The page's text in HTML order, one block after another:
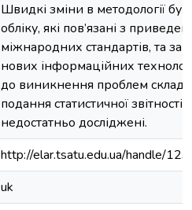
Швидкі зміни в методології
обліку, які пов’язані з
міжнародних стандартів, та
нових інформаційних
до виникнення проблем
подання статистичної
недостатньо досліджені.
http://elar.tsatu.edu.ua/handle/
uk